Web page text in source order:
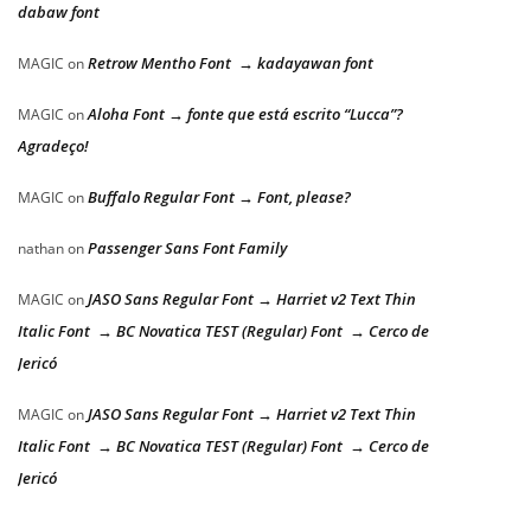
dabaw font
MAGIC onRetrow Mentho Font → kadayawan font
MAGIC onAloha Font → fonte que está escrito “Lucca”?
Agradeço!
MAGIC onBuffalo Regular Font → Font, please?
nathanonPassenger Sans Font Family
MAGIC onJASO Sans Regular Font → Harriet v2 Text Thin
Italic Font → BC Novatica TEST (Regular) Font → Cerco de
Jericó
MAGIC onJASO Sans Regular Font → Harriet v2 Text Thin
Italic Font → BC Novatica TEST (Regular) Font → Cerco de
Jericó